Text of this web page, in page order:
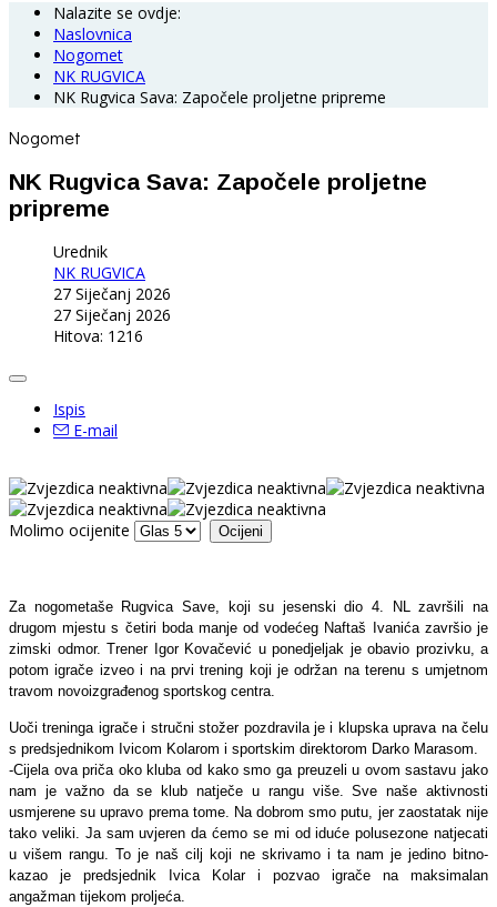
Nalazite se ovdje:
Naslovnica
Nogomet
NK RUGVICA
NK Rugvica Sava: Započele proljetne pripreme
Nogomet
NK Rugvica Sava: Započele proljetne
pripreme
Urednik
NK RUGVICA
27 Siječanj 2026
27 Siječanj 2026
Hitova: 1216
Ispis
E-mail
Molimo ocijenite
Za nogometaše Rugvica Save, koji su jesenski dio 4. NL završili na
drugom mjestu s četiri boda manje od vodećeg Naftaš Ivanića završio je
zimski odmor. Trener Igor Kovačević u ponedjeljak je obavio prozivku, a
potom igrače izveo i na prvi trening koji je održan na terenu s umjetnom
travom novoizgrađenog sportskog centra.
Uoči treninga igrače i stručni stožer pozdravila je i klupska uprava na čelu
s predsjednikom Ivicom Kolarom i sportskim direktorom Darko Marasom.
-Cijela ova priča oko kluba od kako smo ga preuzeli u ovom sastavu jako
nam je važno da se klub natječe u rangu više. Sve naše aktivnosti
usmjerene su upravo prema tome. Na dobrom smo putu, jer zaostatak nije
tako veliki. Ja sam uvjeren da ćemo se mi od iduće polusezone natjecati
u višem rangu. To je naš cilj koji ne skrivamo i ta nam je jedino bitno-
kazao je predsjednik Ivica Kolar i pozvao igrače na maksimalan
angažman tijekom proljeća.